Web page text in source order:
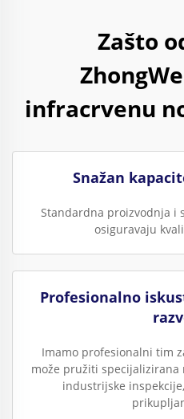
Zašto
infracrvenu
Snažan
Standardna proizvodnja i
osiguravaju
Profesionalno
Imamo profesionalni tim
može pružiti
industrijske